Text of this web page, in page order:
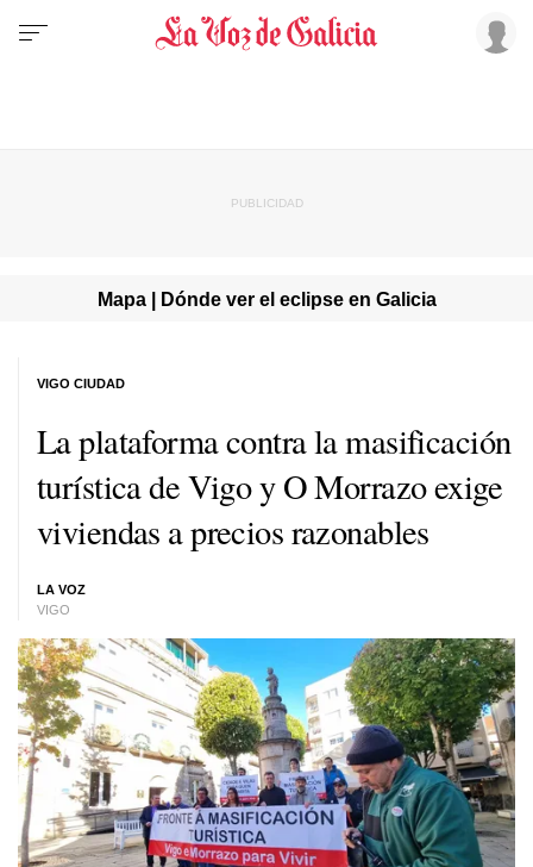
Mapa | Dónde ver el eclipse en Galicia
La plataforma contra la masificación
turística de Vigo y O Morrazo exige
viviendas a precios razonables
LA VOZ
VIGO
VIGO CIUDAD